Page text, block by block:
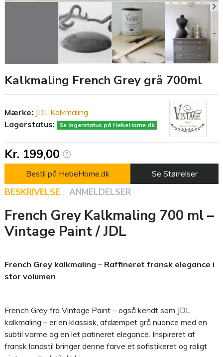
Kalkmaling French Grey grå 700ml
BESKRIVELSE ANMELDELSER
French Grey Kalkmaling 700 ml –
Vintage Paint / JDL
French Grey kalkmaling – Raffineret fransk elegance i
stor volumen
French Grey fra Vintage Paint – også kendt som JDL
kalkmaling – er en klassisk, afdæmpet grå nuance med en
subtil varme og en let patineret elegance. Inspireret af
fransk landstil bringer denne farve et sofistikeret og roligt
Mærke: JDL Kalkmaling
Lagerstatus:
Se lagerstatus på HebeHome.dk
Kr. 199,00
Bestil på HebeHome.dk Se Størrelser